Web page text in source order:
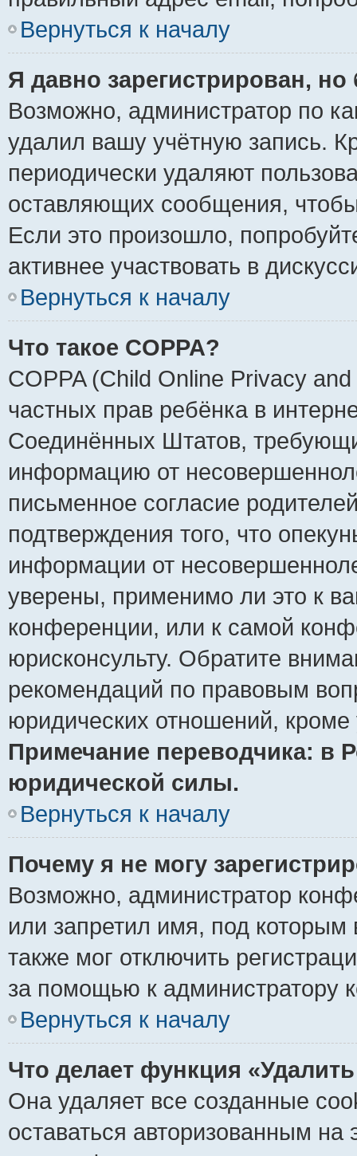
Вернуться к началу
Я давно зарегистрирован,
Возможно, администратор по
удалил вашу учётную запись.
периодически удаляют
оставляющих сообщения,
Если это произошло,
активнее участвовать в
Вернуться к началу
Что такое COPPA?
COPPA (Child Online Privacy
частных прав ребёнка в
Соединённых Штатов,
информацию от
письменное согласие
подтверждения того, что
информации от
уверены, применимо ли это к
конференции, или к самой
юрисконсульту. Обратите
рекомендаций по правовым
юридических отношений,
Примечание переводчика: в
юридической силы.
Вернуться к началу
Почему я не могу
Возможно, администратор
или запретил имя, под которым
также мог отключить
за помощью к администратору
Вернуться к началу
Что делает функция
Она удаляет все созданные
оставаться авторизованным